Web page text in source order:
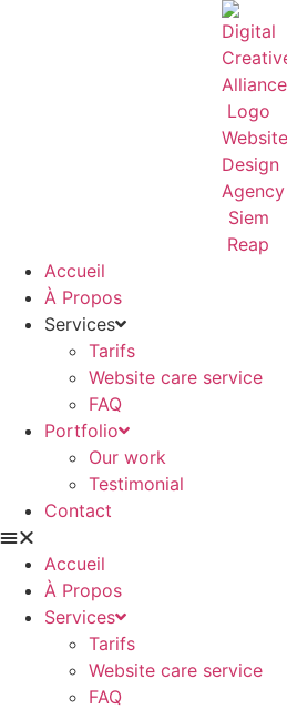
Accueil
À Propos
Services
Tarifs
Website care service
FAQ
Portfolio
Our work
Testimonial
Contact
Accueil
À Propos
Services
Tarifs
Website care service
FAQ